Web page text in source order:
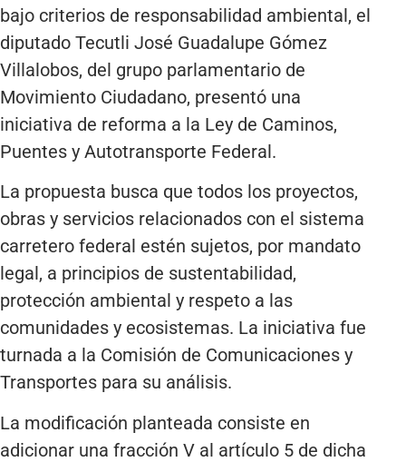
bajo criterios de responsabilidad ambiental, el
diputado Tecutli José Guadalupe Gómez
Villalobos, del grupo parlamentario de
Movimiento Ciudadano, presentó una
iniciativa de reforma a la Ley de Caminos,
Puentes y Autotransporte Federal.
La propuesta busca que todos los proyectos,
obras y servicios relacionados con el sistema
carretero federal estén sujetos, por mandato
legal, a principios de sustentabilidad,
protección ambiental y respeto a las
comunidades y ecosistemas. La iniciativa fue
turnada a la Comisión de Comunicaciones y
Transportes para su análisis.
La modificación planteada consiste en
adicionar una fracción V al artículo 5 de dicha